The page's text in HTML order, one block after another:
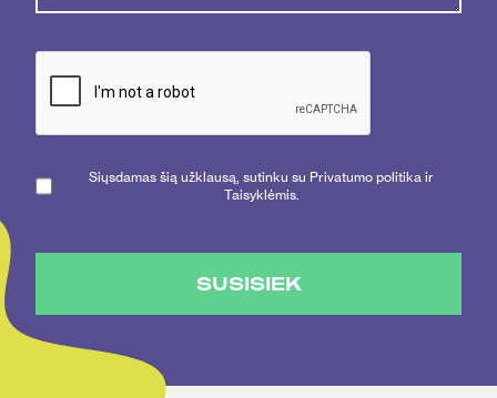
Siųsdamas šią užklausą, sutinku su Privatumo politika ir
Taisyklėmis.
SUSISIEK